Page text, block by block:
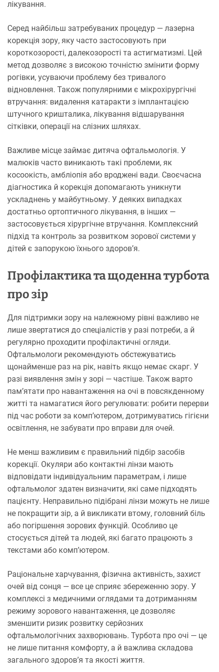
лікування.
Серед найбільш затребуваних процедур — лазерна
корекція зору, яку часто застосовують при
короткозорості, далекозорості та астигматизмі. Цей
метод дозволяє з високою точністю змінити форму
рогівки, усуваючи проблему без тривалого
відновлення. Також популярними є мікрохірургічні
втручання: видалення катаракти з імплантацією
штучного кришталика, лікування відшарування
сітківки, операції на слізних шляхах.
Важливе місце займає дитяча офтальмологія. У
малюків часто виникають такі проблеми, як
косоокість, амбліопія або вроджені вади. Своєчасна
діагностика й корекція допомагають уникнути
ускладнень у майбутньому. У деяких випадках
достатньо ортоптичного лікування, в інших —
застосовується хірургічне втручання. Комплексний
підхід та контроль за розвитком зорової системи у
дітей є запорукою їхнього здоров’я.
Профілактика та щоденна турбота
про зір
Для підтримки зору на належному рівні важливо не
лише звертатися до спеціалістів у разі потреби, а й
регулярно проходити профілактичні огляди.
Офтальмологи рекомендують обстежуватись
щонайменше раз на рік, навіть якщо немає скарг. У
разі виявлення змін у зорі — частіше. Також варто
пам’ятати про навантаження на очі в повсякденному
житті та намагатися його регулювати: робити перерви
під час роботи за комп’ютером, дотримуватись гігієни
освітлення, не забувати про вправи для очей.
Не менш важливим є правильний підбір засобів
корекції. Окуляри або контактні лінзи мають
відповідати індивідуальним параметрам, і лише
офтальмолог здатен визначити, які саме підходять
пацієнту. Неправильно підібрані лінзи можуть не лише
не покращити зір, а й викликати втому, головний біль
або погіршення зорових функцій. Особливо це
стосується дітей та людей, які багато працюють з
текстами або комп’ютером.
Раціональне харчування, фізична активність, захист
очей від сонця — все це сприяє збереженню зору. У
комплексі з медичними оглядами та дотриманням
режиму зорового навантаження, це дозволяє
зменшити ризик розвитку серйозних
офтальмологічних захворювань. Турбота про очі — це
не лише питання комфорту, а й важлива складова
загального здоров’я та якості життя.